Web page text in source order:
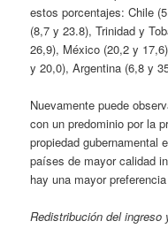
estos porcentajes: Chile
(8,7 y 23.8), Trinidad y
26,9), México (20,2 y
y 20,0), Argentina (6,8 y
Nuevamente puede
con un predominio por la
propiedad gubernamental
países de mayor calidad
hay una mayor
Redistribución del ingreso